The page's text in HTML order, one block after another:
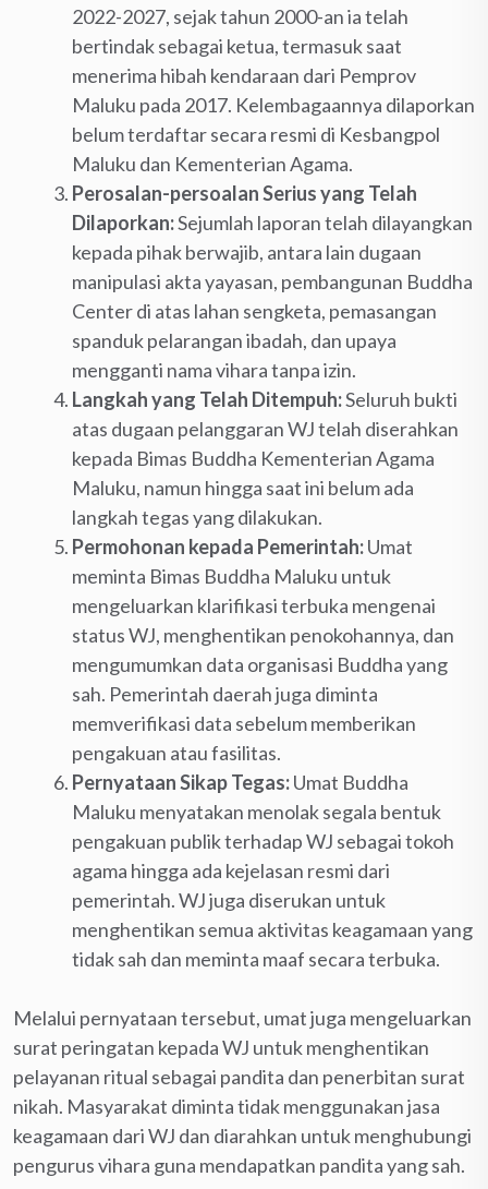
2022-2027, sejak tahun 2000-an ia telah
bertindak sebagai ketua, termasuk saat
menerima hibah kendaraan dari Pemprov
Maluku pada 2017. Kelembagaannya dilaporkan
belum terdaftar secara resmi di Kesbangpol
Maluku dan Kementerian Agama.
Perosalan-persoalan Serius yang Telah
Dilaporkan:Sejumlah laporan telah dilayangkan
kepada pihak berwajib, antara lain dugaan
manipulasi akta yayasan, pembangunan Buddha
Center di atas lahan sengketa, pemasangan
spanduk pelarangan ibadah, dan upaya
mengganti nama vihara tanpa izin.
Langkah yang Telah Ditempuh:Seluruh bukti
atas dugaan pelanggaran WJ telah diserahkan
kepada Bimas Buddha Kementerian Agama
Maluku, namun hingga saat ini belum ada
langkah tegas yang dilakukan.
Permohonan kepada Pemerintah:Umat
meminta Bimas Buddha Maluku untuk
mengeluarkan klarifikasi terbuka mengenai
status WJ, menghentikan penokohannya, dan
mengumumkan data organisasi Buddha yang
sah. Pemerintah daerah juga diminta
memverifikasi data sebelum memberikan
pengakuan atau fasilitas.
Pernyataan Sikap Tegas:Umat Buddha
Maluku menyatakan menolak segala bentuk
pengakuan publik terhadap WJ sebagai tokoh
agama hingga ada kejelasan resmi dari
pemerintah. WJ juga diserukan untuk
menghentikan semua aktivitas keagamaan yang
tidak sah dan meminta maaf secara terbuka.
Melalui pernyataan tersebut, umat juga mengeluarkan
surat peringatan kepada WJ untuk menghentikan
pelayanan ritual sebagai pandita dan penerbitan surat
nikah. Masyarakat diminta tidak menggunakan jasa
keagamaan dari WJ dan diarahkan untuk menghubungi
pengurus vihara guna mendapatkan pandita yang sah.